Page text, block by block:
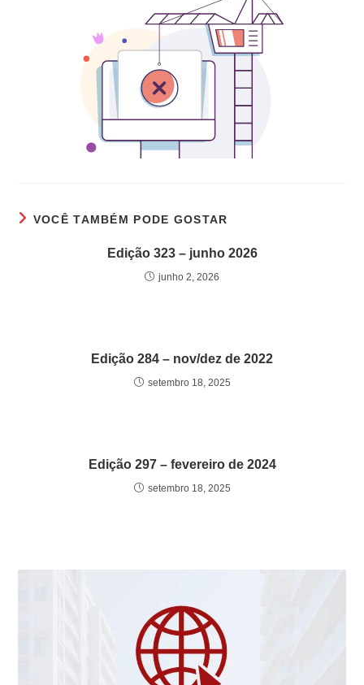
VOCÊ TAMBÉM PODE GOSTAR
Edição 323 – junho 2026
junho 2, 2026
Edição 284 – nov/dez de 2022
setembro 18, 2025
Edição 297 – fevereiro de 2024
setembro 18, 2025